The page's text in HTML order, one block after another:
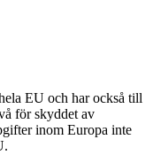
EU och har också till
för skyddet av
inom Europa inte